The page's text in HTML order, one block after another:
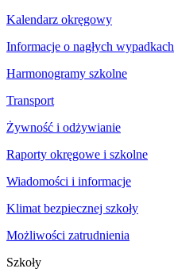
Kalendarz okręgowy
Informacje o nagłych wypadkach
Harmonogramy szkolne
Transport
Żywność i odżywianie
Raporty okręgowe i szkolne
Wiadomości i informacje
Klimat bezpiecznej szkoły
Możliwości zatrudnienia
Szkoły